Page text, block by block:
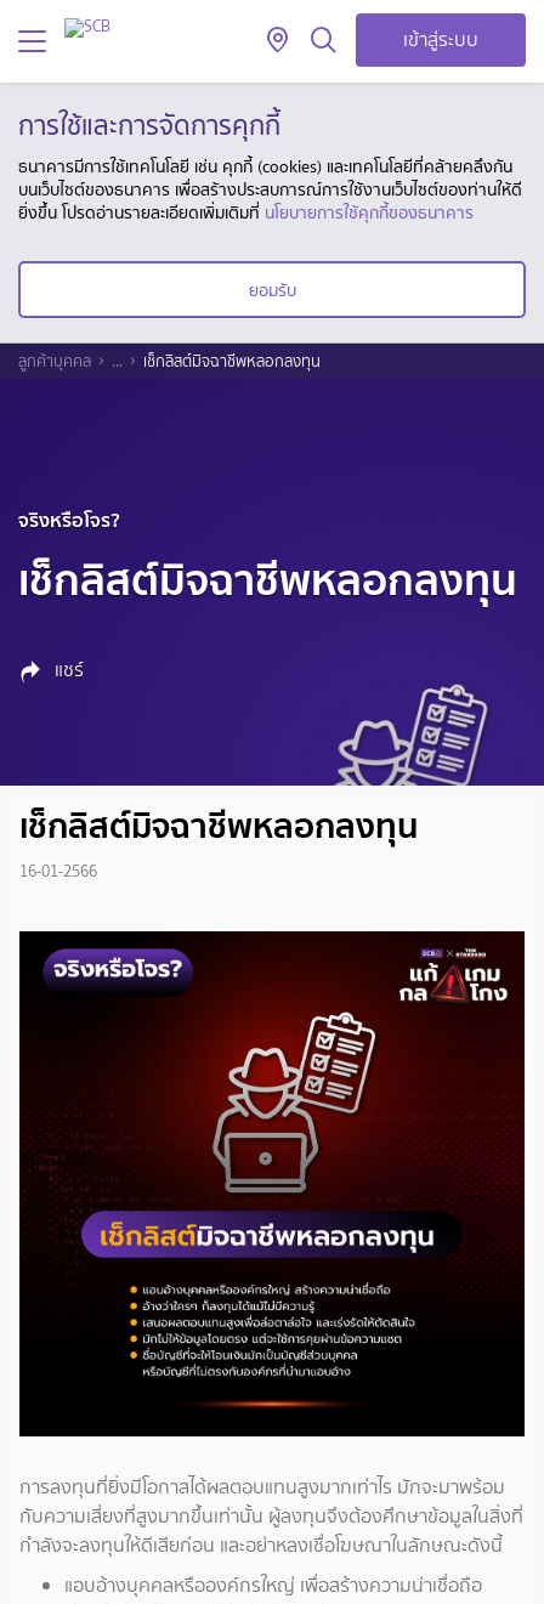
เข้าสู่ระบบ
การใช้และการจัดการคุกกี้
ธนาคารมีการใช้เทคโนโลยี เช่น คุกกี้ (cookies) และเทคโนโลยีที่คล้ายคลึงกัน
บนเว็บไซต์ของธนาคาร เพื่อสร้างประสบการณ์การใช้งานเว็บไซต์ของท่านให้ดี
ยิ่งขึ้น โปรดอ่านรายละเอียดเพิ่มเติมที่ นโยบายการใช้คุกกี้ของธนาคาร
ยอมรับ
ลูกค้าบุคคล ... เช็กลิสต์มิจฉาชีพหลอกลงทุน
จริงหรือโจร?
เช็กลิสต์มิจฉาชีพหลอกลงทุน
แชร์
เช็กลิสต์มิจฉาชีพหลอกลงทุน
16-01-2566
การลงทุนที่ยิ่งมีโอกาสได้ผลตอบแทนสูงมากเท่าไร มักจะมาพร้อม
กับความเสี่ยงที่สูงมากขึ้นเท่านั้น ผู้ลงทุนจึงต้องศึกษาข้อมูลในสิ่งที่
กำลังจะลงทุนให้ดีเสียก่อน และอย่าหลงเชื่อโฆษณาในลักษณะดังนี้
แอบอ้างบุคคลหรือองค์กรใหญ่ เพื่อสร้างความน่าเชื่อถือ